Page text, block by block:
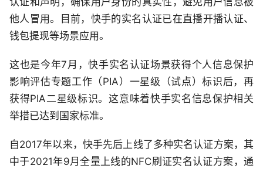
他人冒用。目前，快手的实名认证已在直播开播认证、
钱包提现等场景应用。
这也是今年7月，快手实名认证场景获得个人信息保护
影响评估专题工作（PIA）一星级（试点）标识后，再
获得PIA二星级标识。这意味着快手实名信息保护相关
举措已达到国家标准。
自2017年以来，快手先后上线了多种实名认证方案，其
中于2021年9月全量上线的NFC刷证实名认证方案，通